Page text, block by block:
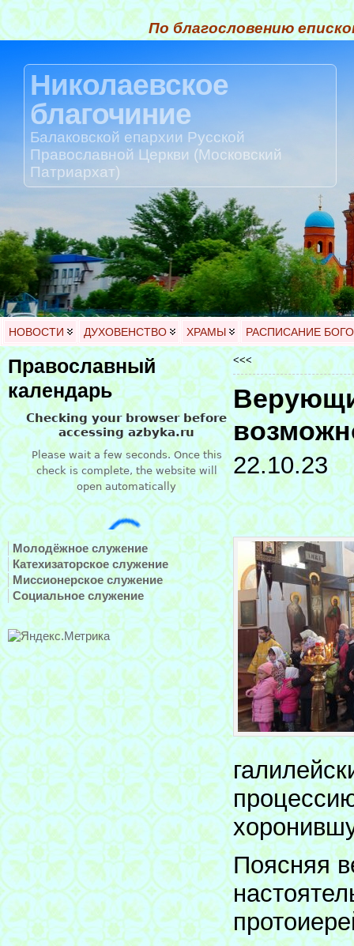
По благословению
Николаевское
благочиние
Балаковской епархии Русской
Православной Церкви (Московский
Патриархат)
НОВОСТИ ДУХОВЕНСТВО ХРАМЫ РАСПИСАНИЕ
Православный
календарь
Молодёжное служение
Катехизаторское служение
Миссионерское служение
Социальное служение
<<<
22.10.23
Поясняя